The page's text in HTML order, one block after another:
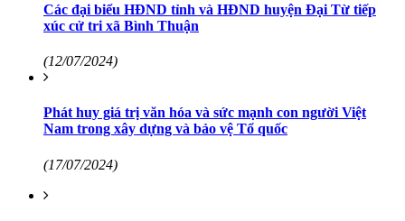
Các đại biểu HĐND tỉnh và HĐND huyện Đại Từ tiếp
xúc cử tri xã Bình Thuận
(12/07/2024)
Phát huy giá trị văn hóa và sức mạnh con người Việt
Nam trong xây dựng và bảo vệ Tổ quốc
(17/07/2024)